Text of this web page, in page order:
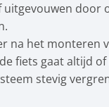
uitgevouwen door
na het monteren
fiets gaat altijd
stevig